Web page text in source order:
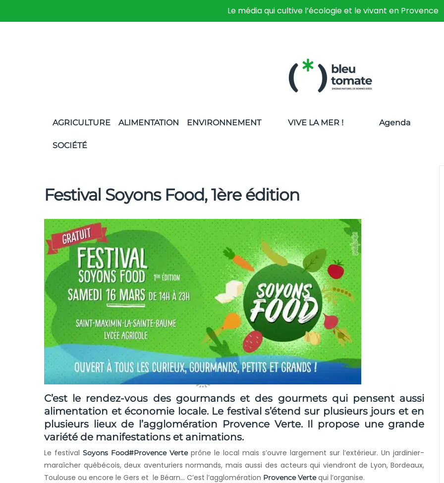
Le média qui cultive l’écologie et le vivant en Provence
AGRICULTURE ALIMENTATION ENVIRONNEMENT
SOCIÉTÉ
VIVE LA MER ! Agenda
Festival Soyons Food, 1ère édition
C’est le rendez-vous des gourmands et des gourmets qui pensent aussi
alimentation et économie locale. Le festival s’étend sur plusieurs jours et en
plusieurs lieux de l’agglomération Provence Verte. Il propose une grande
variété de manifestations et animations.
Le festivalSoyons Food#Provence Verteprône le local mais s’ouvre largement sur l’extérieur. Un jardinier-
maraîcher québécois, deux aventuriers normands, mais aussi des acteurs qui viendront de Lyon, Bordeaux,
Toulouse ou encore le Gers et le Béarn… C’est l’agglomération Provence Vertequi l’organise.